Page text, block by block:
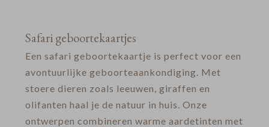
Safari geboortekaartjes
Een safari geboortekaartje is perfect voor een
avontuurlijke geboorteaankondiging. Met
stoere dieren zoals leeuwen, giraffen en
olifanten haal je de natuur in huis. Onze
ontwerpen combineren warme aardetinten met